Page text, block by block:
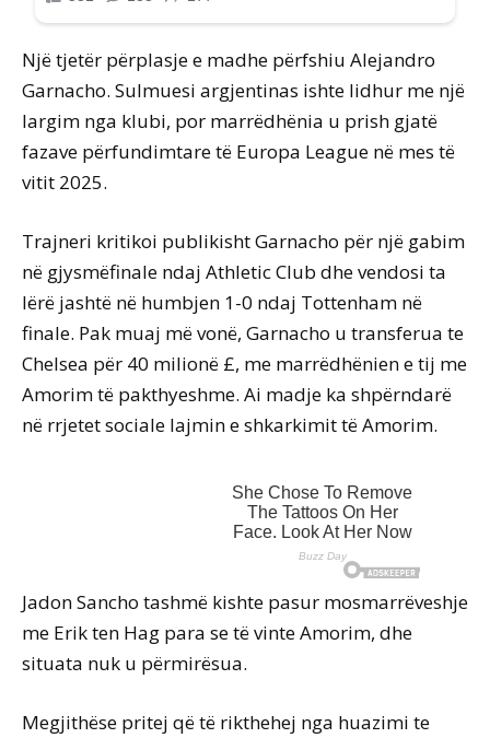
Një tjetër përplasje e madhe përfshiu Alejandro
Garnacho. Sulmuesi argjentinas ishte lidhur me një
largim nga klubi, por marrëdhënia u prish gjatë
fazave përfundimtare të Europa League në mes të
vitit 2025.
Trajneri kritikoi publikisht Garnacho për një gabim
në gjysmëfinale ndaj Athletic Club dhe vendosi ta
lërë jashtë në humbjen 1-0 ndaj Tottenham në
finale. Pak muaj më vonë, Garnacho u transferua te
Chelsea për 40 milionë £, me marrëdhënien e tij me
Amorim të pakthyeshme. Ai madje ka shpërndarë
në rrjetet sociale lajmin e shkarkimit të Amorim.
Jadon Sancho tashmë kishte pasur mosmarrëveshje
me Erik ten Hag para se të vinte Amorim, dhe
situata nuk u përmirësua.
Megjithëse pritej që të rikthehej nga huazimi te